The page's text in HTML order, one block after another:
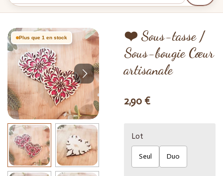
❤️ Sous-tasse /
Sous-bougie Cœur
artisanale
Plus que 1 en stock
2,90 €
Lot
Seul Duo